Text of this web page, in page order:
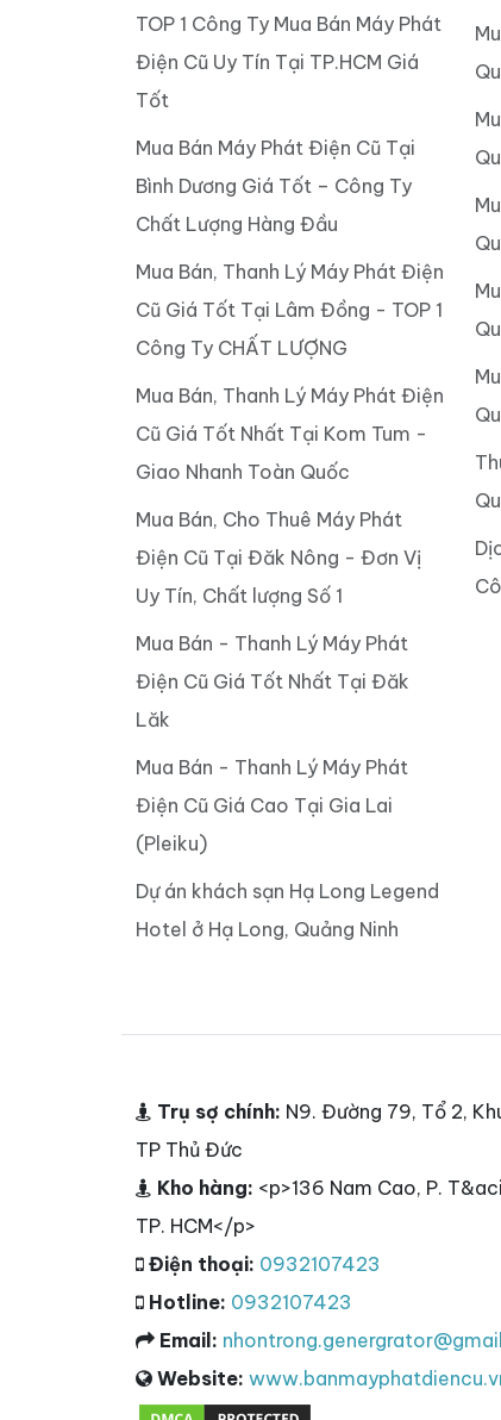
TOP 1 Công Ty Mua Bán Máy Phát
Điện Cũ Uy Tín Tại TP.HCM Giá
Tốt
Mua Bán Máy Phát Điện Cũ Tại
Bình Dương Giá Tốt – Công Ty
Chất Lượng Hàng Đầu
Mua Bán, Thanh Lý Máy Phát Điện
Cũ Giá Tốt Tại Lâm Đồng - TOP 1
Công Ty CHẤT LƯỢNG
Mua Bán, Thanh Lý Máy Phát Điện
Cũ Giá Tốt Nhất Tại Kom Tum -
Giao Nhanh Toàn Quốc
Mua Bán, Cho Thuê Máy Phát
Điện Cũ Tại Đăk Nông - Đơn Vị
Uy Tín, Chất lượng Số 1
Mua Bán - Thanh Lý Máy Phát
Điện Cũ Giá Tốt Nhất Tại Đăk
Lăk
Mua Bán - Thanh Lý Máy Phát
Điện Cũ Giá Cao Tại Gia Lai
(Pleiku)
Dự án khách sạn Hạ Long Legend
Hotel ở Hạ Long, Quảng Ninh
Trụ sợ chính: N9. Đường 79, Tổ 2,
TP Thủ Đức
Kho hàng: <p>136 Nam Cao, P.
TP. HCM</p>
Điện thoại: 0932107423
Hotline: 0932107423
Email:
Website: